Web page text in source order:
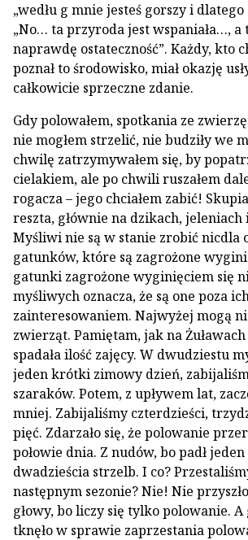
„wedłu g mnie jesteś gorszy i dlatego
„No… ta przyroda jest wspaniała…, a
naprawdę ostateczność”. Każdy, kto
poznał to środowisko, miał okazję
całkowicie sprzeczne zdanie.
Gdy polowałem, spotkania ze
nie mogłem strzelić, nie budziły we
chwilę zatrzymywałem się, by
cielakiem, ale po chwili ruszałem
rogacza – jego chciałem zabić!
reszta, głównie na dzikach, jeleniach
Myśliwi nie są w stanie zrobić nicdla
gatunków, które są zagrożone
gatunki zagrożone wyginięciem się
myśliwych oznacza, że są one poza
zainteresowaniem. Najwyżej mogą
zwierząt. Pamiętam, jak na
spadała ilość zajęcy. W dwudziestu
jeden krótki zimowy dzień,
szaraków. Potem, z upływem lat,
mniej. Zabijaliśmy czterdzieści,
pięć. Zdarzało się, że polowanie
połowie dnia. Z nudów, bo padł
dwadzieścia strzelb. I co?
następnym sezonie? Nie! Nie
głowy, bo liczy się tylko polowanie. A
tknęło w sprawie zaprzestania